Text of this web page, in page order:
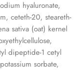
hyaluronate,
ceteth-20, steareth-
sativa (oat) kernel
dipeptide-1 cetyl
sorbate,